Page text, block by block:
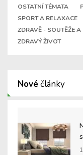
OSTATNÍ TÉMATA
SPORT A RELAXACE
ZDRAVĚ - SOUTĚŽE
ZDRAVÝ ŽIVOT
Nové články